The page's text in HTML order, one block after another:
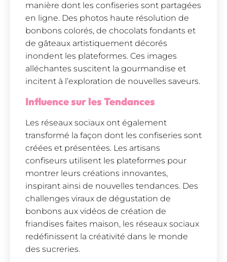
manière dont les confiseries sont partagées
en ligne. Des photos haute résolution de
bonbons colorés, de chocolats fondants et
de gâteaux artistiquement décorés
inondent les plateformes. Ces images
alléchantes suscitent la gourmandise et
incitent à l’exploration de nouvelles saveurs.
Influence sur les Tendances
Les réseaux sociaux ont également
transformé la façon dont les confiseries sont
créées et présentées. Les artisans
confiseurs utilisent les plateformes pour
montrer leurs créations innovantes,
inspirant ainsi de nouvelles tendances. Des
challenges viraux de dégustation de
bonbons aux vidéos de création de
friandises faites maison, les réseaux sociaux
redéfinissent la créativité dans le monde
des sucreries.